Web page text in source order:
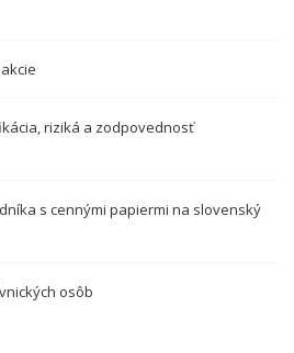
riziká a zodpovednosť
s cennými papiermi na slovenský
osôb